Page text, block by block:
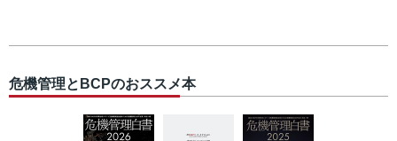
危機管理とBCPのおススメ本